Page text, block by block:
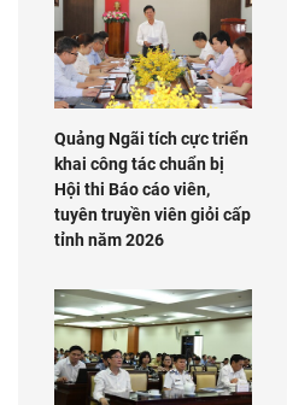
Quảng Ngãi tích cực triển
khai công tác chuẩn bị
Hội thi Báo cáo viên,
tuyên truyền viên giỏi cấp
tỉnh năm 2026